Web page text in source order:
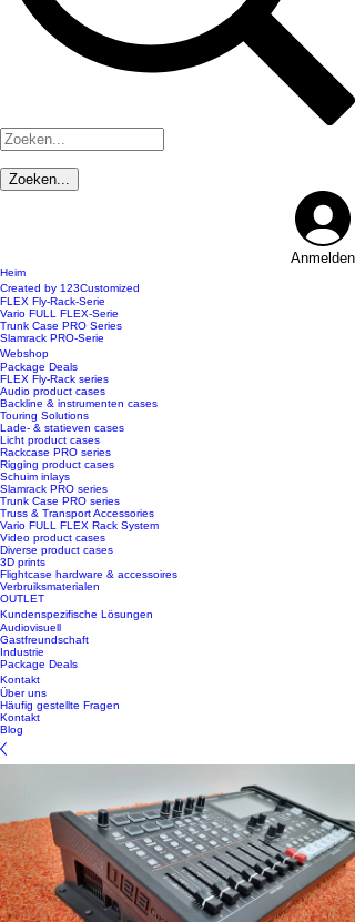
Anmelden
Heim
Created by 123Customized
FLEX Fly-Rack-Serie
Vario FULL FLEX-Serie
Trunk Case PRO Series
Slamrack PRO-Serie
Webshop
Package Deals
FLEX Fly-Rack series
Audio product cases
Backline & instrumenten cases
Touring Solutions
Lade- & statieven cases
Licht product cases
Rackcase PRO series
Rigging product cases
Schuim inlays
Slamrack PRO series
Trunk Case PRO series
Truss & Transport Accessories
Vario FULL FLEX Rack System
Video product cases
Diverse product cases
3D prints
Flightcase hardware & accessoires
Verbruiksmaterialen
OUTLET
Kundenspezifische Lösungen
Audiovisuell
Gastfreundschaft
Industrie
Package Deals
Kontakt
Über uns
Häufig gestellte Fragen
Kontakt
Blog